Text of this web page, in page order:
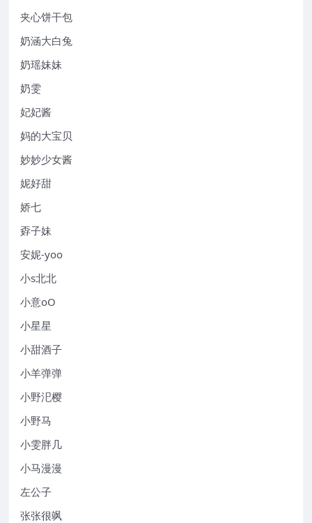
夹心饼干包
奶涵大白兔
奶瑶妹妹
奶雯
妃妃酱
妈的大宝贝
妙妙少女酱
妮好甜
娇七
孬子妹
安妮-yoo
小s北北
小意oO
小星星
小甜酒子
小羊弹弹
小野汜樱
小野马
小雯胖几
小马漫漫
左公子
张张很飒